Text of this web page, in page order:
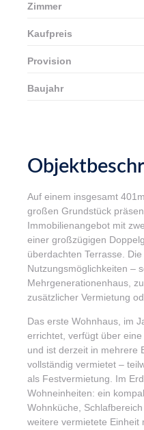
Zimmer
Kaufpreis
Provision
Baujahr
Auf einem insgesamt
großen Grundstück
Immobilienangebot mit
einer großzügigen
überdachten Terrasse.
Nutzungsmöglichkeiten –
Mehrgenerationenhaus,
zusätzlicher Vermietung
Das erste Wohnhaus, im
errichtet, verfügt über
und ist derzeit in mehrere
vollständig vermietet –
als Festvermietung. Im
Wohneinheiten: ein
Wohnküche,
weitere vermietete Einheit